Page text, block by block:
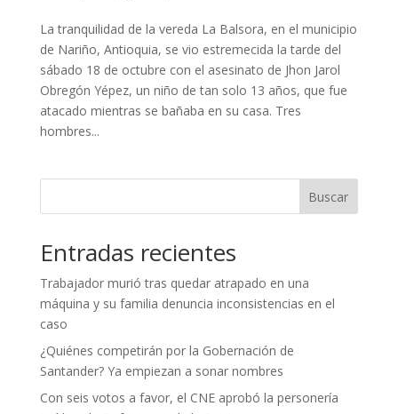
La tranquilidad de la vereda La Balsora, en el municipio
de Nariño, Antioquia, se vio estremecida la tarde del
sábado 18 de octubre con el asesinato de Jhon Jarol
Obregón Yépez, un niño de tan solo 13 años, que fue
atacado mientras se bañaba en su casa. Tres
hombres...
Buscar
Entradas recientes
Trabajador murió tras quedar atrapado en una
máquina y su familia denuncia inconsistencias en el
caso
¿Quiénes competirán por la Gobernación de
Santander? Ya empiezan a sonar nombres
Con seis votos a favor, el CNE aprobó la personería